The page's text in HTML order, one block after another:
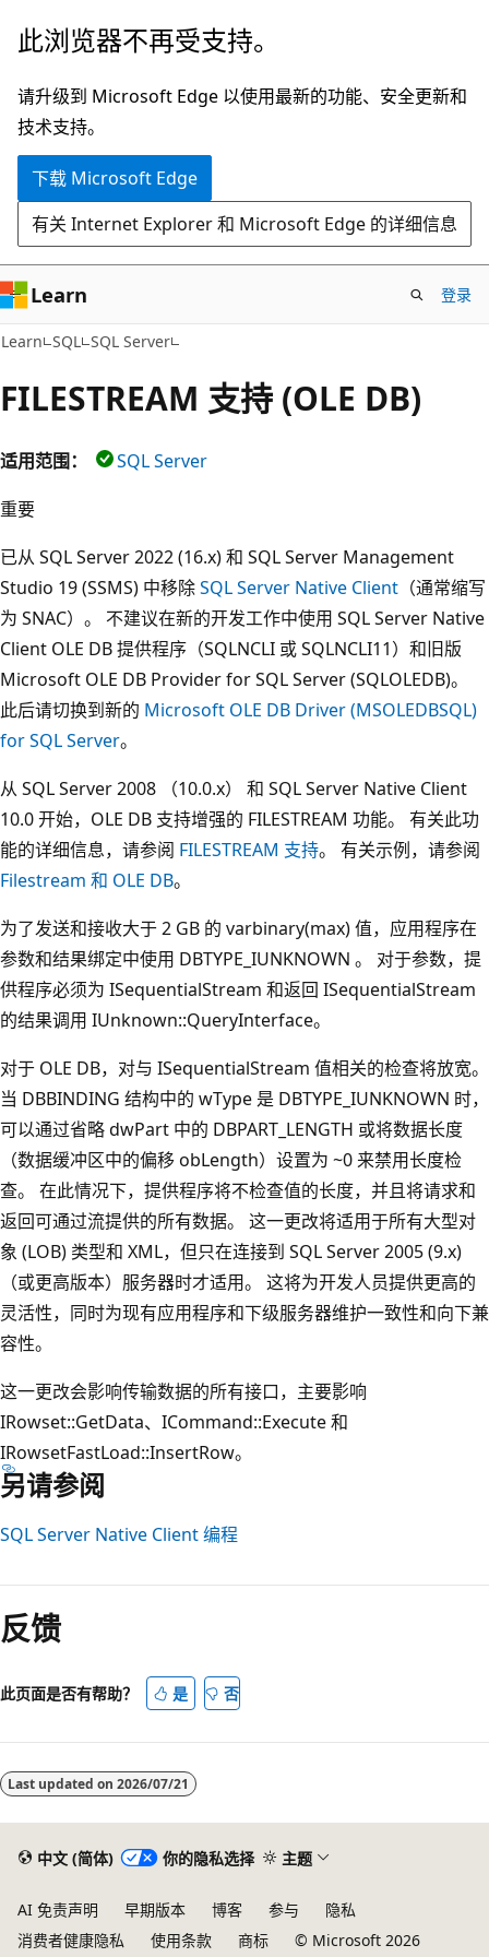
跳
主
要
内
此浏览器不再受支持。
请升级到 Microsoft Edge 以使用最新的功能、安全更新和
技术支持。
下载 Microsoft Edge
有关 Internet Explorer 和 Microsoft Edge 的详细信息
Learn 登录
Learn SQL SQL Server
FILESTREAM 支持 (OLE DB)
适用范围：
SQL Server
重要
已从 SQL Server 2022 (16.x) 和 SQL Server Management
Studio 19 (SSMS) 中移除SQL Server Native Client （通常缩写
为 SNAC）。 不建议在新的开发工作中使用 SQL Server Native
Client OLE DB 提供程序（SQLNCLI 或 SQLNCLI11）和旧版
Microsoft OLE DB Provider for SQL Server (SQLOLEDB)。
此后请切换到新的 Microsoft OLE DB Driver (MSOLEDBSQL)
for SQL Server。
从 SQL Server 2008 （10.0.x） 和 SQL Server Native Client
10.0 开始，OLE DB 支持增强的 FILESTREAM 功能。 有关此功
能的详细信息，请参阅 FILESTREAM 支持。 有关示例，请参阅
Filestream 和 OLE DB。
为了发送和接收大于 2 GB 的 varbinary(max) 值，应用程序在
参数和结果绑定中使用 DBTYPE_IUNKNOWN 。 对于参数，提
供程序必须为 ISequentialStream 和返回 ISequentialStream
的结果调用 IUnknown::QueryInterface。
对于 OLE DB，对与 ISequentialStream 值相关的检查将放宽。
当 DBBINDING 结构中的 wType 是 DBTYPE_IUNKNOWN 时，
可以通过省略 dwPart 中的 DBPART_LENGTH 或将数据长度
（数据缓冲区中的偏移 obLength）设置为 ~0 来禁用长度检
查。 在此情况下，提供程序将不检查值的长度，并且将请求和
返回可通过流提供的所有数据。 这一更改将适用于所有大型对
象 (LOB) 类型和 XML，但只在连接到 SQL Server 2005 (9.x)
（或更高版本）服务器时才适用。 这将为开发人员提供更高的
灵活性，同时为现有应用程序和下级服务器维护一致性和向下兼
容性。
这一更改会影响传输数据的所有接口，主要影响
IRowset::GetData、ICommand::Execute 和
IRowsetFastLoad::InsertRow。
另请参阅
SQL Server Native Client 编程
读
模
已
用
反馈
此页面是否有帮助？ 是 否
Last updated on 2026/07/21
中文 (简体) 你的隐私选择 主题
AI 免责声明 早期版本 博客 参与
隐私
消费者健康隐私
使用条款 商标 © Microsoft 2026